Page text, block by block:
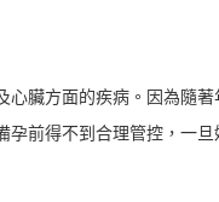
心臟方面的疾病。因為隨著
孕前得不到合理管控，一旦